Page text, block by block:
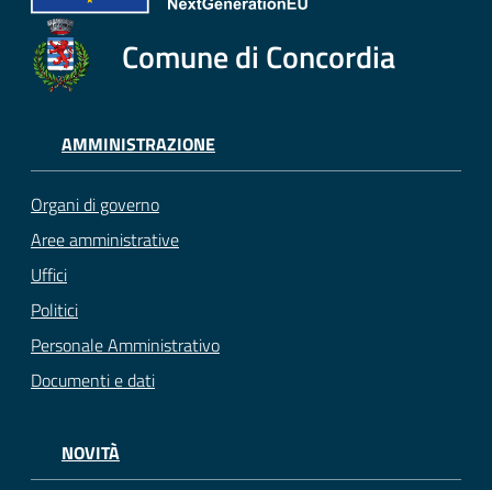
Comune di Concordia
AMMINISTRAZIONE
Organi di governo
Aree amministrative
Uffici
Politici
Personale Amministrativo
Documenti e dati
NOVITÀ